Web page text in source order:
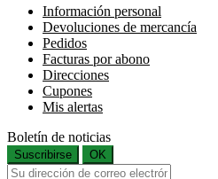
Información personal
Devoluciones de mercancía
Pedidos
Facturas por abono
Direcciones
Cupones
Mis alertas
Boletín de noticias
Suscribirse OK